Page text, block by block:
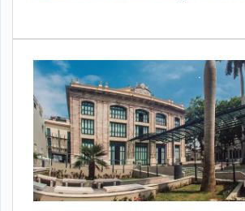
garantie. État des lieux Les hôtels […]